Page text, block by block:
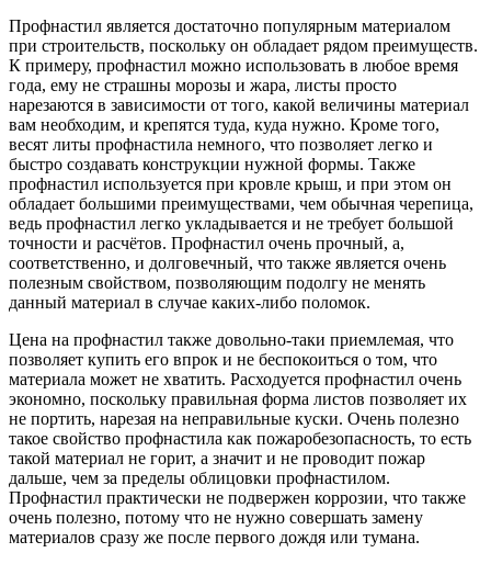
Профнастил является достаточно популярным материалом
при строительств, поскольку он обладает рядом преимуществ.
К примеру, профнастил можно использовать в любое время
года, ему не страшны морозы и жара, листы просто
нарезаются в зависимости от того, какой величины материал
вам необходим, и крепятся туда, куда нужно. Кроме того,
весят литы профнастила немного, что позволяет легко и
быстро создавать конструкции нужной формы. Также
профнастил используется при кровле крыш, и при этом он
обладает большими преимуществами, чем обычная черепица,
ведь профнастил легко укладывается и не требует большой
точности и расчётов. Профнастил очень прочный, а,
соответственно, и долговечный, что также является очень
полезным свойством, позволяющим подолгу не менять
данный материал в случае каких-либо поломок.
Цена на профнастил также довольно-таки приемлемая, что
позволяет купить его впрок и не беспокоиться о том, что
материала может не хватить. Расходуется профнастил очень
экономно, поскольку правильная форма листов позволяет их
не портить, нарезая на неправильные куски. Очень полезно
такое свойство профнастила как пожаробезопасность, то есть
такой материал не горит, а значит и не проводит пожар
дальше, чем за пределы облицовки профнастилом.
Профнастил практически не подвержен коррозии, что также
очень полезно, потому что не нужно совершать замену
материалов сразу же после первого дождя или тумана.